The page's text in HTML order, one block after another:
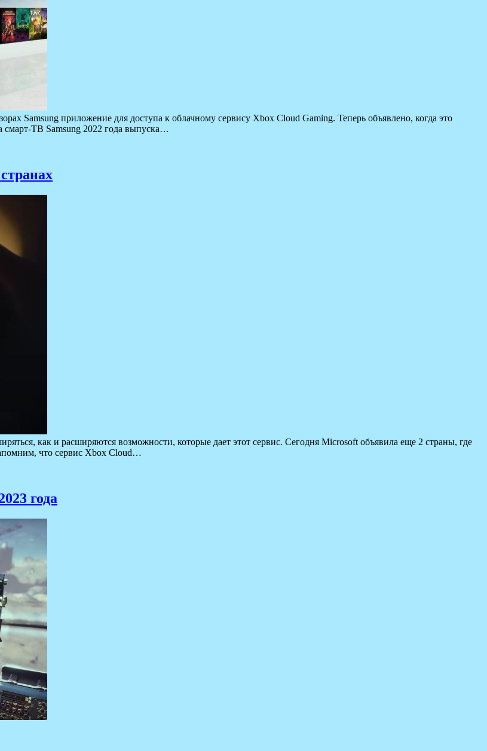
Samsung приложение для доступа к облачному сервису Xbox Cloud Gaming. Теперь объявлено, когда это
смарт-ТВ Samsung 2022 года выпуска…
как и расширяются возможности, которые дает этот сервис. Сегодня Microsoft объявила еще 2 страны, где
что сервис Xbox Cloud…
года